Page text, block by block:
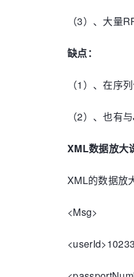
（3）、大量
缺点：
（1）、在序
（2）、也有
XML数据放大
XML的数据放
<Msg>